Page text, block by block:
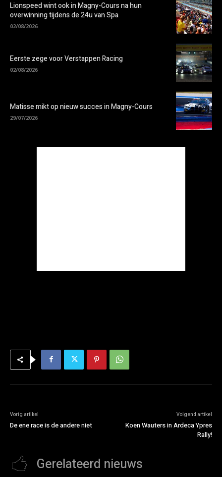
Lionspeed wint ook in Magny-Cours na hun
overwinning tijdens de 24u van Spa
02/08/2026
Eerste zege voor Verstappen Racing
02/08/2026
Matisse mikt op nieuw succes in Magny-Cours
29/07/2026
Vorig artikel
De ene race is de andere niet
Volgend artikel
Koen Wauters in Ardeca Ypres
Rally!
Gerelateerd nieuws